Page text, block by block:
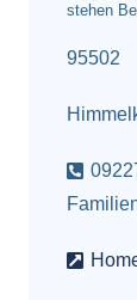
stehen
95502